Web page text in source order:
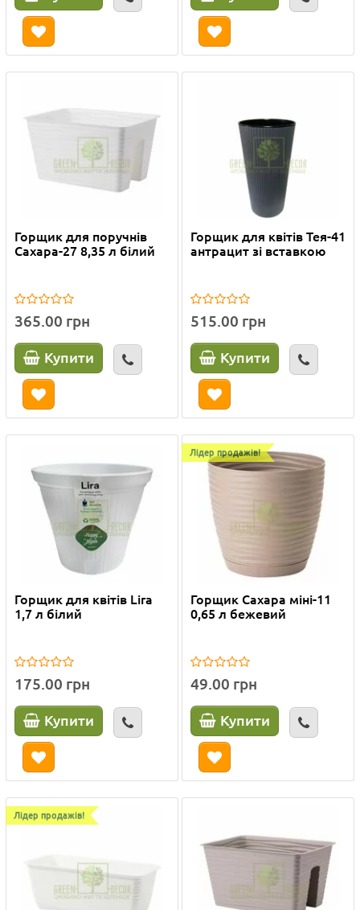
Горщик для поручнів
Сахара-27 8,35 л білий
365.00 грн
Купити
Горщик для квітів Тея-41
антрацит зі вставкою
515.00 грн
Купити
Горщик для квітів Lira
1,7 л білий
175.00 грн
Купити
Лідер продажів!
Горщик Сахара міні-11
0,65 л бежевий
49.00 грн
Купити
Лідер продажів!